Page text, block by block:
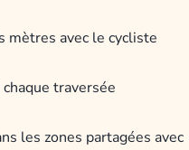
mètres avec le cycliste
traversée
les zones partagées avec